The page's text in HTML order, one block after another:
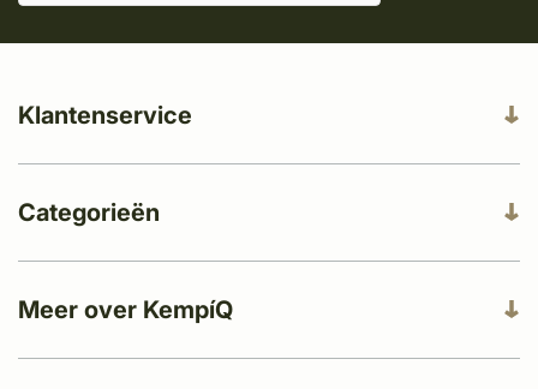
Meer over KempíQ
Klantenservice
Categorieën